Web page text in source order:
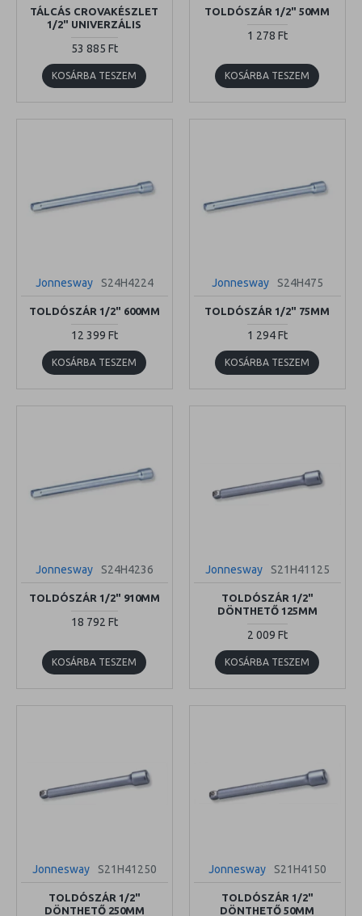
TÁLCÁS CROVAKÉSZLET
1/2" UNIVERZÁLIS
53 885 Ft
KOSÁRBA TESZEM
TOLDÓSZÁR 1/2" 50MM
1 278 Ft
KOSÁRBA TESZEM
Jonnesway S24H4224
TOLDÓSZÁR 1/2" 600MM
12 399 Ft
KOSÁRBA TESZEM
Jonnesway S24H475
TOLDÓSZÁR 1/2" 75MM
1 294 Ft
KOSÁRBA TESZEM
Jonnesway S24H4236
TOLDÓSZÁR 1/2" 910MM
18 792 Ft
KOSÁRBA TESZEM
Jonnesway S21H41125
TOLDÓSZÁR 1/2"
DÖNTHETŐ 125MM
2 009 Ft
KOSÁRBA TESZEM
Jonnesway S21H41250
TOLDÓSZÁR 1/2"
DÖNTHETŐ 250MM
Jonnesway S21H4150
TOLDÓSZÁR 1/2"
DÖNTHETŐ 50MM